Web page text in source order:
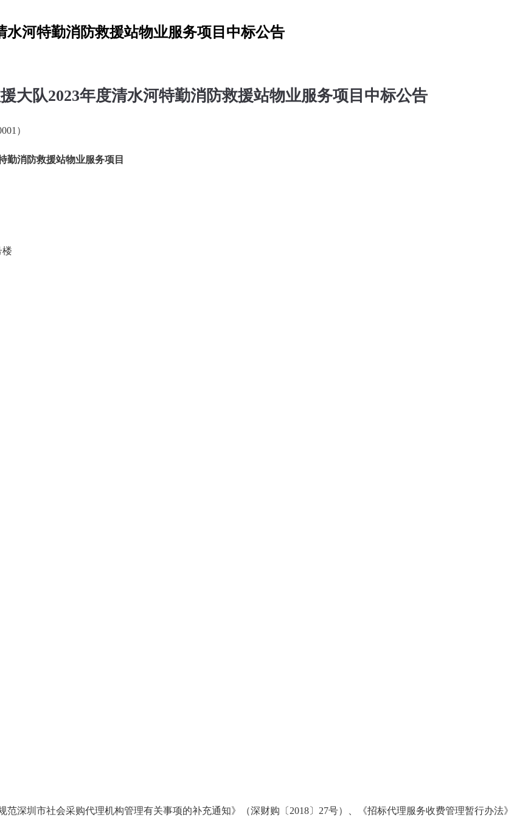
水河特勤消防救援站物业服务项目中标公告
大队2023年度清水河特勤消防救援站物业服务项目中标公告
）
勤消防救援站物业服务项目
楼
深圳市社会采购代理机构管理有关事项的补充通知》（深财购〔 2018〕 27号）、《招标代理服务收费管理暂行办法》